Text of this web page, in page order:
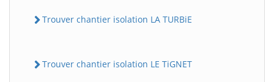
Trouver chantier isolation LA TURBiE
Trouver chantier isolation LE TiGNET